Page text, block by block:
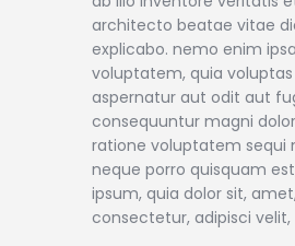
architecto beatae vitae
explicabo. nemo enim
voluptatem, quia voluptas
aspernatur aut odit aut
consequuntur magni
ratione voluptatem sequi
neque porro quisquam
ipsum, quia dolor sit,
consectetur, adipisci velit,